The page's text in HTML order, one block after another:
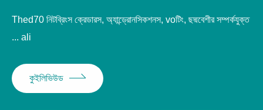
Thed70 নিটব্রিংস ক্রেডারস, অ্যান্ড্রোনসিকশনস, voটিং, ছদ্মবেশীর সম্পর্কযুক্ত
... ali
কুইলিভিউড